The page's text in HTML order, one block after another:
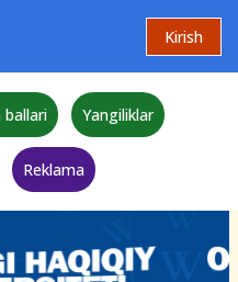
Kirish
ballari Yangiliklar
Reklama